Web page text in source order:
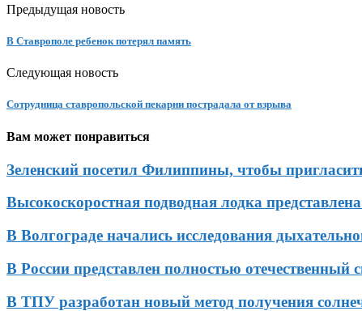
Предыдущая новость
В Ставрополе ребенок потерял память
Следующая новость
Сотрудница ставропольской пекарни пострадала от взрыва
Вам может понравиться
Зеленский посетил Филиппины, чтобы
Высокоскоростная подводная лодка
В Волгограде начались исследования
В России представлен полностью отечественный
В ТПУ разработан новый метод получения